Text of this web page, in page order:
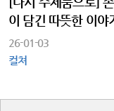
이 담긴 따뜻한 이야
26-01-03
컬쳐